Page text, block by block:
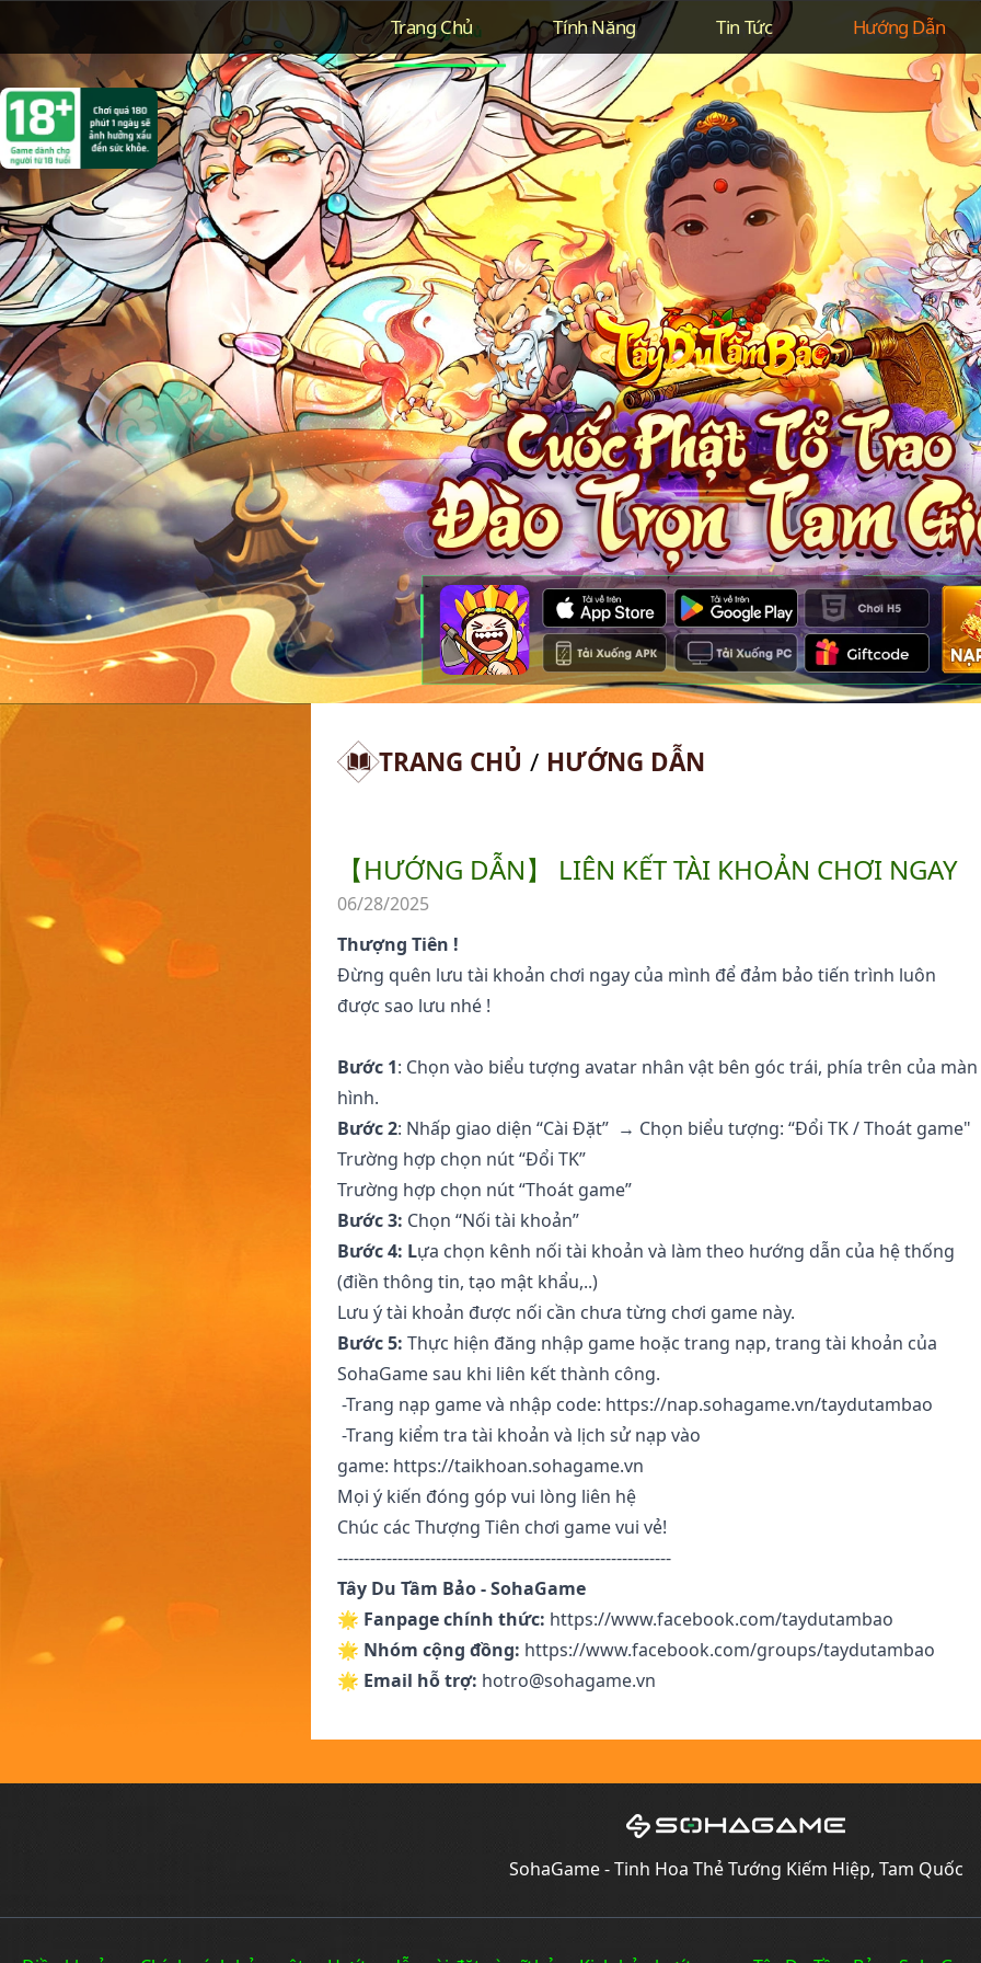
Trang Chủ Tính Năng Tin Tức Hướng Dẫn
TRANG CHỦ / HƯỚNG DẪN
【HƯỚNG DẪN】 LIÊN KẾT TÀI KHOẢN CHƠI NGAY
06/28/2025
Thượng Tiên !
Đừng quên lưu tài khoản chơi ngay của mình để đảm bảo tiến trình luôn
được sao lưu nhé !
Bước 1: Chọn vào biểu tượng avatar nhân vật bên góc trái, phía trên của màn
hình.
Bước 2: Nhấp giao diện “Cài Đặt” → Chọn biểu tượng: “Đổi TK / Thoát game"
Trường hợp chọn nút “Đổi TK”
Trường hợp chọn nút “Thoát game”
Bước 3: Chọn “Nối tài khoản”
Bước 4: Lựa chọn kênh nối tài khoản và làm theo hướng dẫn của hệ thống
(điền thông tin, tạo mật khẩu,..)
Lưu ý tài khoản được nối cần chưa từng chơi game này.
Bước 5: Thực hiện đăng nhập game hoặc trang nạp, trang tài khoản của
SohaGame sau khi liên kết thành công.
-Trang nạp game và nhập code: https://nap.sohagame.vn/taydutambao
-Trang kiểm tra tài khoản và lịch sử nạp vào
game: https://taikhoan.sohagame.vn
Mọi ý kiến đóng góp vui lòng liên hệ
Chúc các Thượng Tiên chơi game vui vẻ!
-------------------------------------------------------------
Tây Du Tầm Bảo - SohaGame
🌟 Fanpage chính thức: https://www.facebook.com/taydutambao
🌟 Nhóm cộng đồng: https://www.facebook.com/groups/taydutambao
🌟 Email hỗ trợ: hotro@sohagame.vn
SohaGame - Tinh Hoa Thẻ Tướng Kiếm Hiệp, Tam Quốc